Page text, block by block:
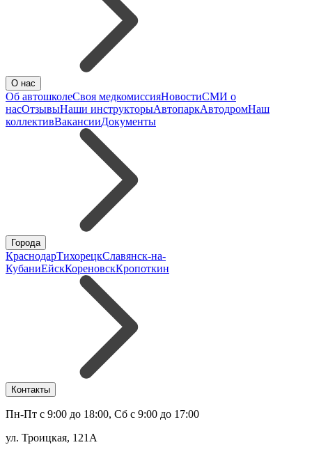
О нас
Об автошколеСвоя медкомиссияНовостиСМИ о
насОтзывыНаши инструкторыАвтопаркАвтодромНаш
коллективВакансииДокументы
Города
КраснодарТихорецкСлавянск-на-
КубаниЕйскКореновскКропоткин
Контакты
Пн-Пт с 9:00 до 18:00, Сб с 9:00 до 17:00
ул. Троицкая, 121А